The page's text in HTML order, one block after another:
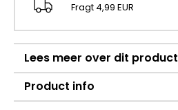
Fragt 4,99 EUR
Lees meer over dit product
Product info